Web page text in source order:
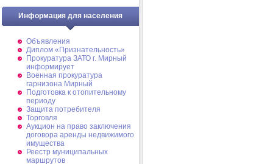
Информация для населения
Объявления
Диплом «Признательность»
Прокуратура ЗАТО г. Мирный
информирует
Военная прокуратура
гарнизона Мирный
Подготовка к отопительному
периоду
Защита потребителя
Торговля
Аукцион на право заключения
договора аренды недвижимого
имущества
Реестр муниципальных
маршрутов